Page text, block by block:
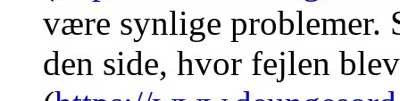
være synlige problemer.
den side, hvor fejlen